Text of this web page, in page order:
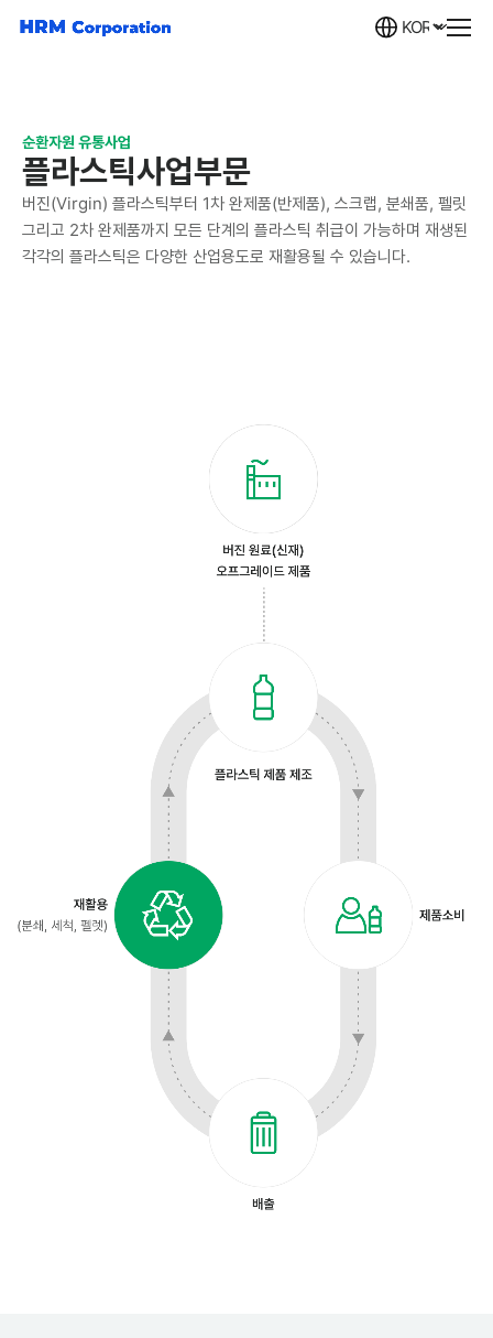
순환자원 유통사업
플라스틱사업부문
버진(Virgin) 플라스틱부터 1차 완제품(반제품), 스크랩, 분쇄품, 펠릿
그리고 2차 완제품까지 모든 단계의 플라스틱 취급이 가능하며 재생된
각각의 플라스틱은 다양한 산업용도로 재활용될 수 있습니다.